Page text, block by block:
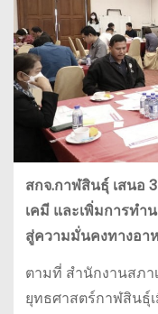
สกจ.กาฬสินธุ์ เสนอ
เคมี และเพิ่มการทำ
สู่ความมั่นคงทางอา
ตามที่ สำนักงานสภ
ยุทธศาสตร์กาฬสินธุ์